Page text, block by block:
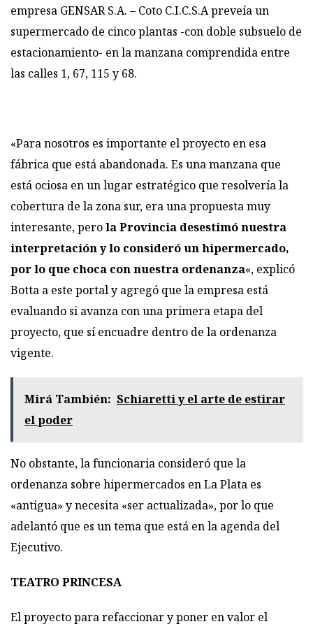
empresa GENSAR S.A. – Coto C.I.C.S.A preveía un
supermercado de cinco plantas -con doble subsuelo de
estacionamiento- en la manzana comprendida entre
las calles 1, 67, 115 y 68.
«Para nosotros es importante el proyecto en esa
fábrica que está abandonada. Es una manzana que
está ociosa en un lugar estratégico que resolvería la
cobertura de la zona sur, era una propuesta muy
interesante, perola Provincia desestimó nuestra
interpretación y lo consideró un hipermercado,
por lo que choca con nuestra ordenanza«, explicó
Botta a este portal y agregó que la empresa está
evaluando si avanza con una primera etapa del
proyecto, que sí encuadre dentro de la ordenanza
vigente.
Mirá También: Schiaretti y el arte de estirar
el poder
No obstante, la funcionaria consideró que la
ordenanza sobre hipermercados en La Plata es
«antigua» y necesita «ser actualizada», por lo que
adelantó que es un tema que está en la agenda del
Ejecutivo.
TEATRO PRINCESA
El proyecto para refaccionar y poner en valor el